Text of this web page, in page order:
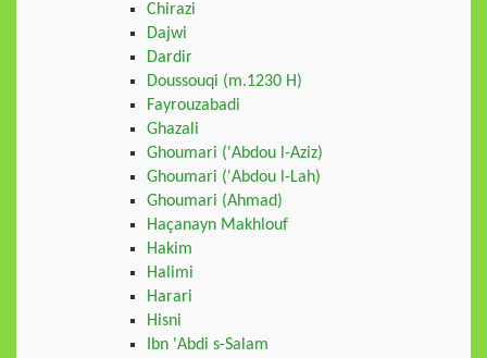
Chirazi
Dajwi
Dardir
Doussouqi (m.1230 H)
Fayrouzabadi
Ghazali
Ghoumari ('Abdou l-Aziz)
Ghoumari ('Abdou l-Lah)
Ghoumari (Ahmad)
Haçanayn Makhlouf
Hakim
Halimi
Harari
Hisni
Ibn 'Abdi s-Salam